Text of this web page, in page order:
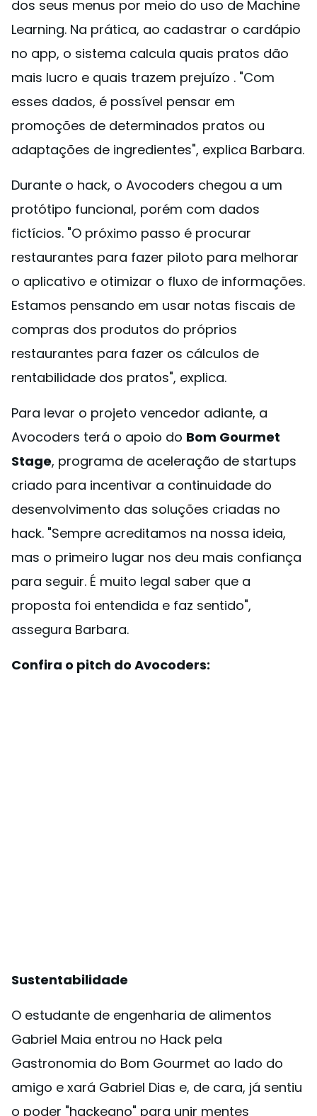
dos seus menus por meio do uso de Machine
Learning. Na prática, ao cadastrar o cardápio
no app, o sistema calcula quais pratos dão
mais lucro e quais trazem prejuízo . "Com
esses dados, é possível pensar em
promoções de determinados pratos ou
adaptações de ingredientes", explica Barbara.
Durante o hack, o Avocoders chegou a um
protótipo funcional, porém com dados
fictícios. "O próximo passo é procurar
restaurantes para fazer piloto para melhorar
o aplicativo e otimizar o fluxo de informações.
Estamos pensando em usar notas fiscais de
compras dos produtos do próprios
restaurantes para fazer os cálculos de
rentabilidade dos pratos", explica.
Para levar o projeto vencedor adiante, a
Avocoders terá o apoio do Bom Gourmet
Stage, programa de aceleração de startups
criado para incentivar a continuidade do
desenvolvimento das soluções criadas no
hack. "Sempre acreditamos na nossa ideia,
mas o primeiro lugar nos deu mais confiança
para seguir. É muito legal saber que a
proposta foi entendida e faz sentido",
assegura Barbara.
Confira o pitch do Avocoders:
Sustentabilidade
O estudante de engenharia de alimentos
Gabriel Maia entrou no Hack pela
Gastronomia do Bom Gourmet ao lado do
amigo e xará Gabriel Dias e, de cara, já sentiu
o poder "hackeano" para unir mentes